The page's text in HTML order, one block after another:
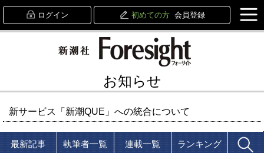
ログイン 初めての方 会員登録
お知らせ
新サービス「新潮QUE」への統合について
最新記事 執筆者一覧 連載一覧 ランキング